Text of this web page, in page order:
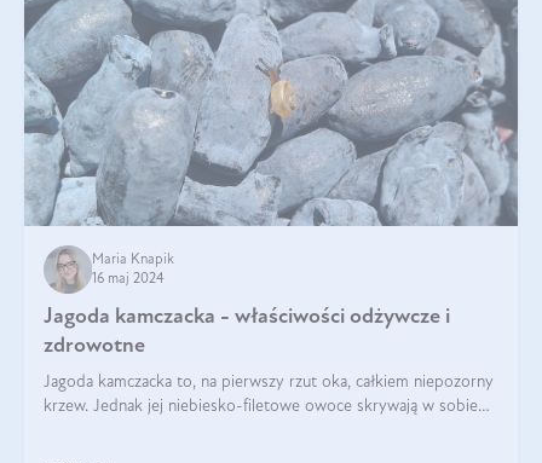
Maria Knapik
16 maj 2024
Jagoda kamczacka - właściwości odżywcze i
zdrowotne
Jagoda kamczacka to, na pierwszy rzut oka, całkiem niepozorny
krzew. Jednak jej niebiesko-filetowe owoce skrywają w sobie